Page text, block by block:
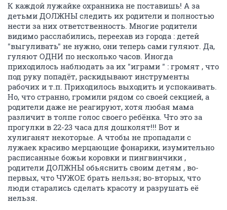
К каждой лужайке охранника не поставишь! А за
детьми ДОЛЖНЫ следить их родители и полностью
нести за них ответственность. Многие родители
видимо расслабились, переехав из города : детей
"выгуливать" не нужно, они теперь сами гуляют. Да,
гуляют ОДНИ по несколько часов. Иногда
приходилось наблюдать за их "играми " : громят , что
под руку попадёт, раскидывают инструменты
рабочих и т.п. Приходилось выходить и успокаивать.
Но, что странно, громили рядом со своей секцией, а
родители даже не реагируют, хотя любая мама
различит в толпе голос своего ребёнка. Что это за
прогулки в 22-23 часа для дошколят!!! Вот и
хулиганят некоторые. А чтобы не пропадали с
лужаек красиво мерцающие фонарики, изумительно
расписанные божьи коровки и пингвинчики ,
родители ДОЛЖНЫ обьяснить своим детям , во-
первых, что ЧУЖОЕ брать нельзя; во-вторых, что
люди старались сделать красоту и разрушать её
нельзя.